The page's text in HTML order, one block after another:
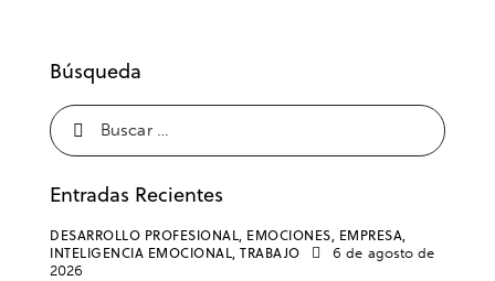
Búsqueda
Entradas Recientes
DESARROLLO PROFESIONAL, EMOCIONES, EMPRESA,
INTELIGENCIA EMOCIONAL, TRABAJO
6 de agosto de
2026